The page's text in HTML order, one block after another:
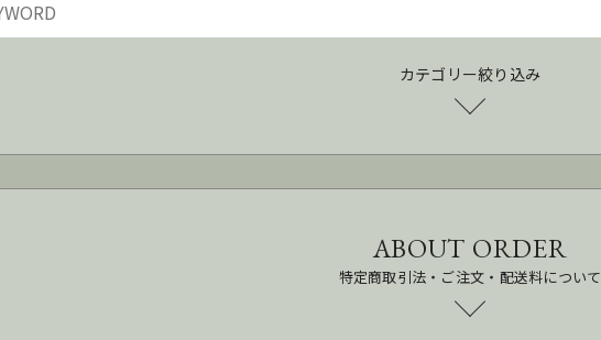
カテゴリー絞り込み
ABOUT ORDER
特定商取引法・ご注文・配送料について